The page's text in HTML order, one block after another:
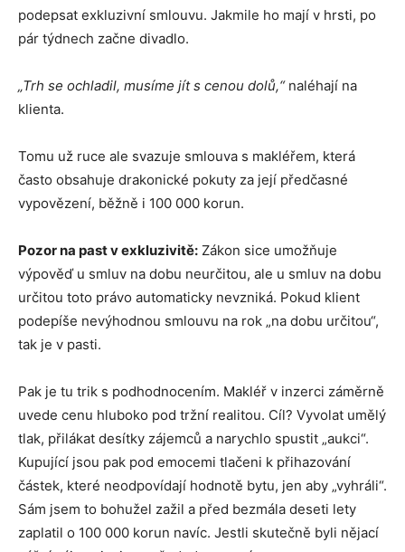
podepsat exkluzivní smlouvu. Jakmile ho mají v hrsti, po
pár týdnech začne divadlo.
„Trh se ochladil, musíme jít s cenou dolů,“naléhají na
klienta.
Tomu už ruce ale svazuje smlouva s makléřem, která
často obsahuje drakonické pokuty za její předčasné
vypovězení, běžně i 100 000 korun.
Pozor na past v exkluzivitě: Zákon sice umožňuje
výpověď u smluv na dobu neurčitou, ale u smluv na dobu
určitou toto právo automaticky nevzniká. Pokud klient
podepíše nevýhodnou smlouvu na rok „na dobu určitou“,
tak je v pasti.
Pak je tu trik s podhodnocením. Makléř v inzerci záměrně
uvede cenu hluboko pod tržní realitou. Cíl? Vyvolat umělý
tlak, přilákat desítky zájemců a narychlo spustit „aukci“.
Kupující jsou pak pod emocemi tlačeni k přihazování
částek, které neodpovídají hodnotě bytu, jen aby „vyhráli“.
Sám jsem to bohužel zažil a před bezmála deseti lety
zaplatil o 100 000 korun navíc. Jestli skutečně byli nějací